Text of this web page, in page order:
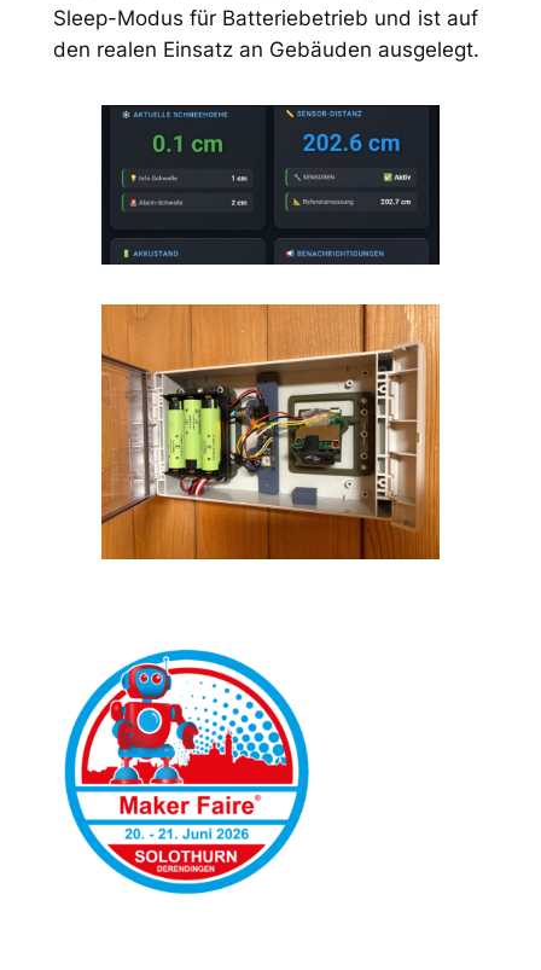
Sleep-Modus für Batteriebetrieb und ist auf
den realen Einsatz an Gebäuden ausgelegt.